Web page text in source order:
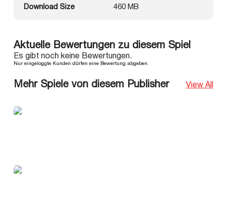
Download Size 460 MB
Aktuelle Bewertungen zu diesem Spiel
Es gibt noch keine Bewertungen.
Nur eingeloggte Kunden dürfen eine Bewertung abgeben.
Mehr Spiele von diesem Publisher View All